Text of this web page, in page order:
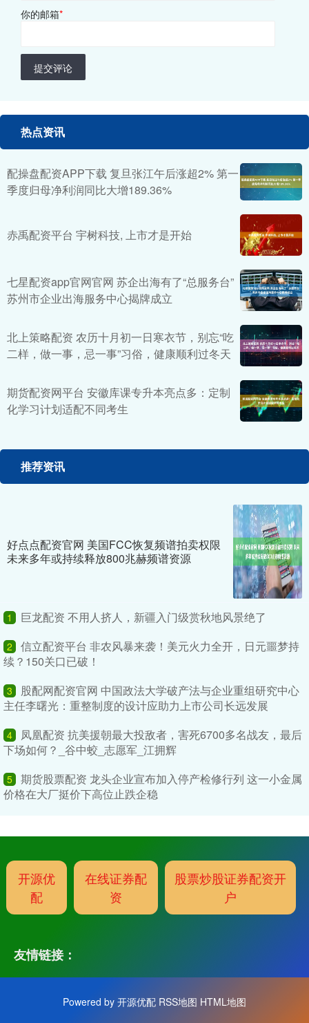
你的邮箱*
提交评论
热点资讯
配操盘配资APP下载 复旦张江午后涨超2% 第一
季度归母净利润同比大增189.36%
赤禹配资平台 宇树科技, 上市才是开始
七星配资app官网官网 苏企出海有了“总服务台”
苏州市企业出海服务中心揭牌成立
北上策略配资 农历十月初一日寒衣节，别忘“吃
二样，做一事，忌一事”习俗，健康顺利过冬天
期货配资网平台 安徽库课专升本亮点多：定制
化学习计划适配不同考生
推荐资讯
好点点配资官网 美国FCC恢复频谱拍卖权限
未来多年或持续释放800兆赫频谱资源
1 巨龙配资 不用人挤人，新疆入门级赏秋地风景绝了
2
信立配资平台 非农风暴来袭！美元火力全开，日元噩梦持
续？150关口已破！
3
股配网配资官网 中国政法大学破产法与企业重组研究中心
主任李曙光：重整制度的设计应助力上市公司长远发展
4
凤凰配资 抗美援朝最大投敌者，害死6700多名战友，最后
下场如何？_谷中蛟_志愿军_江拥辉
5 期货股票配资 龙头企业宣布加入停产检修行列 这一小金属
价格在大厂挺价下高位止跌企稳
开源优
配
在线证券配
资
股票炒股证券配资开
户
友情链接：
Powered by 开源优配 RSS地图 HTML地图